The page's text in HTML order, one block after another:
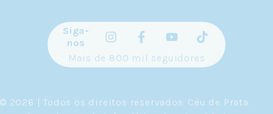
Siga-
nos
Mais de 800 mil seguidores
© 2026 | Todos os direitos reservados. Céu de Prata